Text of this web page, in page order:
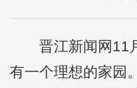
晋江新闻网11
有一个理想的家园